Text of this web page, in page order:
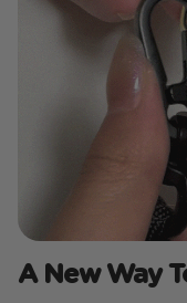
A New Way